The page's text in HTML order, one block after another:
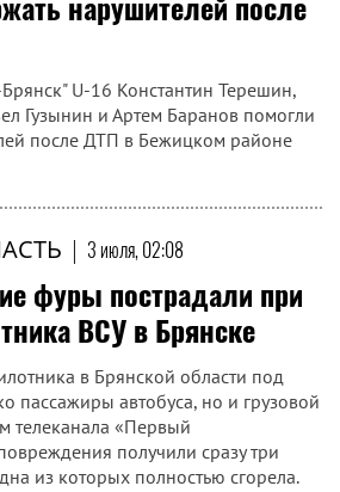
U-16 Константин Терешин,
Гузынин и Артем Баранов помогли
после ДТП в Бежицком районе
| 3 июля, 02:08
фуры пострадали при
ВСУ в Брянске
в Брянской области под
пассажиры автобуса, но и грузовой
телеканала «Первый
получили сразу три
из которых полностью сгорела.